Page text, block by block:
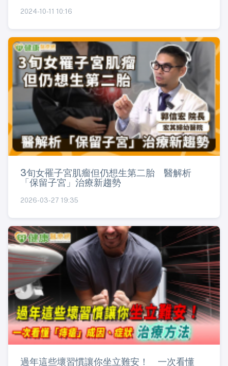
2024-10-11 10:16
3旬女罹子宮肌瘤但仍想生第二胎 醫解析
「保留子宮」治療新趨勢
2026-03-27 19:35
過年這些壞習慣讓你坐立難安！ 一次看懂